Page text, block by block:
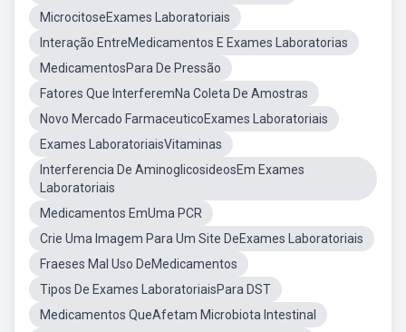
MicrocitoseExames Laboratoriais
Interação EntreMedicamentos E Exames Laboratorias
MedicamentosPara De Pressão
Fatores Que InterferemNa Coleta De Amostras
Novo Mercado FarmaceuticoExames Laboratoriais
Exames LaboratoriaisVitaminas
Interferencia De AminoglicosideosEm Exames
Laboratoriais
Medicamentos EmUma PCR
Crie Uma Imagem Para Um Site DeExames Laboratoriais
Fraeses Mal Uso DeMedicamentos
Tipos De Exames LaboratoriaisPara DST
Medicamentos QueAfetam Microbiota Intestinal